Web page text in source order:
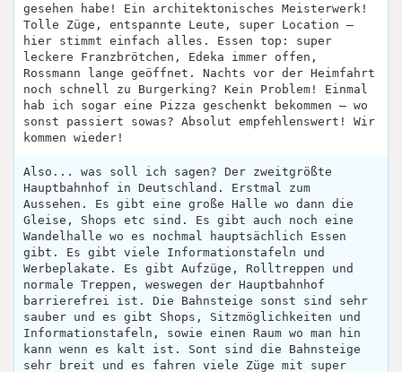
gesehen habe! Ein architektonisches Meisterwerk!
Tolle Züge, entspannte Leute, super Location –
hier stimmt einfach alles. Essen top: super
leckere Franzbrötchen, Edeka immer offen,
Rossmann lange geöffnet. Nachts vor der Heimfahrt
noch schnell zu Burgerking? Kein Problem! Einmal
hab ich sogar eine Pizza geschenkt bekommen – wo
sonst passiert sowas? Absolut empfehlenswert! Wir
kommen wieder! ‍‍‍
Also... was soll ich sagen? Der zweitgrößte
Hauptbahnhof in Deutschland. Erstmal zum
Aussehen. Es gibt eine große Halle wo dann die
Gleise, Shops etc sind. Es gibt auch noch eine
Wandelhalle wo es nochmal hauptsächlich Essen
gibt. Es gibt viele Informationstafeln und
Werbeplakate. Es gibt Aufzüge, Rolltreppen und
normale Treppen, weswegen der Hauptbahnhof
barrierefrei ist. Die Bahnsteige sonst sind sehr
sauber und es gibt Shops, Sitzmöglichkeiten und
Informationstafeln, sowie einen Raum wo man hin
kann wenn es kalt ist. Sont sind die Bahnsteige
sehr breit und es fahren viele Züge mit super